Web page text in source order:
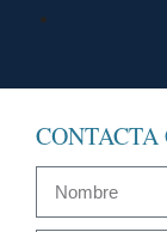
CONTACTA